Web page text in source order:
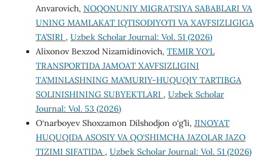
Anvarovich, NOQONUNIY MIGRATSIYA SABABLARI VA
UNING MAMLAKAT IQTISODIYOTI VA XAVFSIZLIGIGA
TA’SIRI , Uzbek Scholar Journal: Vol. 51 (2026)
Alixonov Bexzod Nizamidinovich, TEMIR YO‘L
TRANSPORTIDA JAMOAT XAVFSIZLIGINI
TA’MINLASHNING MA’MURIY-HUQUQIY TARTIBGA
SOLINISHINING SUBYEKTLARI , Uzbek Scholar
Journal: Vol. 53 (2026)
O‘narboyev Shoxzamon Dilshodjon o‘g’li, JINOYAT
HUQUQIDA ASOSIY VA QO‘SHIMCHA JAZOLAR JAZO
TIZIMI SIFATIDA , Uzbek Scholar Journal: Vol. 51 (2026)